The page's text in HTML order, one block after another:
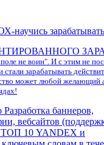
зарабатывать
поле не воин". И с этим не
стали зарабатывать
может любой желающий
Разработка баннеров,
вебсайтов
10 YANDEX и